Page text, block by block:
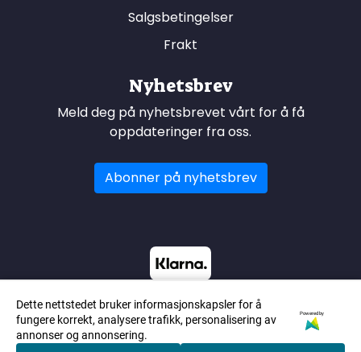
Salgsbetingelser
Frakt
Nyhetsbrev
Meld deg på nyhetsbrevet vårt for å få
oppdateringer fra oss.
Abonner på nyhetsbrev
Dette nettstedet bruker informasjonskapsler for å
fungere korrekt, analysere trafikk, personalisering av
annonser og annonsering.
Powered by